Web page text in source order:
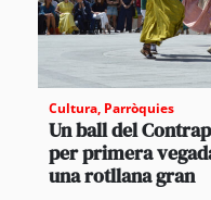
Cultura, Parròquies
Un ball del
per primera
una rotllana gran